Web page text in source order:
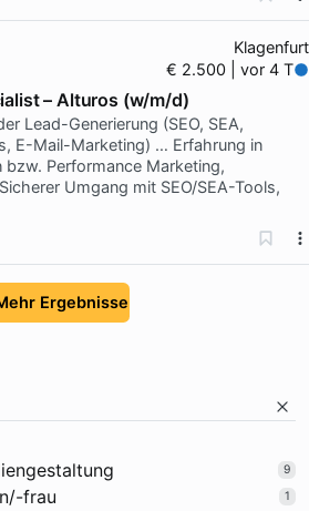
Klagenfurt
€ 2.500 | vor 4 T
– Alturos (w/m/d)
Lead-Generierung (SEO, SEA,
E-Mail-Marketing) … Erfahrung in
bzw. Performance Marketing,
Umgang mit SEO/SEA-Tools,
Ergebnisse
9
frau 1